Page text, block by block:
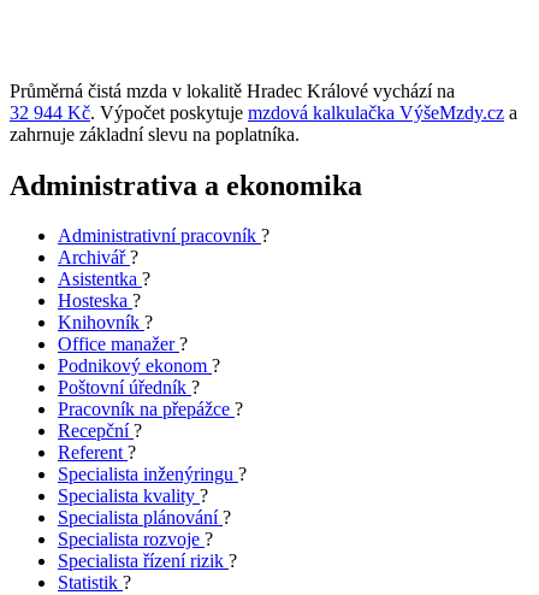
Průměrná čistá mzda v lokalitě Hradec Králové vychází na
32 944 Kč. Výpočet poskytuje mzdová kalkulačka VýšeMzdy.cz a
zahrnuje základní slevu na poplatníka.
Administrativa a ekonomika
Administrativní pracovník ?
Archivář?
Asistentka ?
Hosteska ?
Knihovník ?
Office manažer?
Podnikový ekonom ?
Poštovní úředník ?
Pracovník na přepážce ?
Recepční?
Referent?
Specialista inženýringu ?
Specialista kvality ?
Specialista plánování?
Specialista rozvoje ?
Specialista řízení rizik ?
Statistik ?